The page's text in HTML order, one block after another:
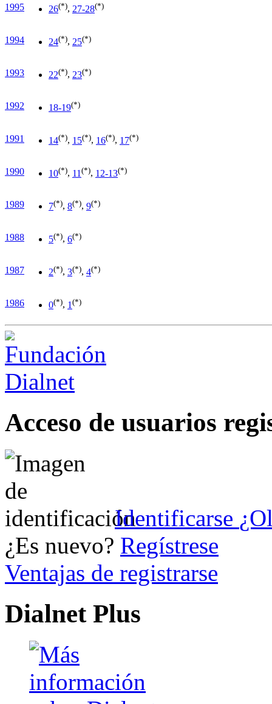
1995 26(*), 27-28(*)
1994 24(*), 25(*)
1993 22(*), 23(*)
1992 18-19(*)
1991 14(*), 15(*), 16(*), 17(*)
1990 10(*), 11 (*), 12-13(*)
1989 7(*), 8(*), 9(*)
1988 5(*), 6(*)
1987 2(*), 3(*), 4(*)
1986 0(*), 1 (*)
Acceso de usuarios
Identificarse
¿Es nuevo? Regístrese
Ventajas de registrarse
Dialnet Plus